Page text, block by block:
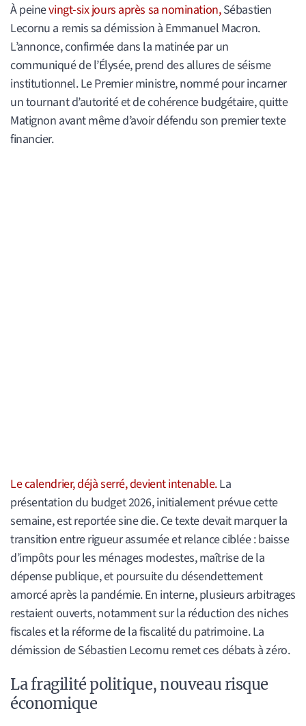
À peinevingt-six jours après sa nomination,Sébastien
Lecornu a remis sa démission à Emmanuel Macron.
L’annonce, confirmée dans la matinée par un
communiqué de l’Élysée, prend des allures de séisme
institutionnel. Le Premier ministre, nommé pour incarner
un tournant d’autorité et de cohérence budgétaire, quitte
Matignon avant même d’avoir défendu son premier texte
financier.
Le calendrier, déjà serré, devient intenable.La
présentation du budget 2026, initialement prévue cette
semaine, est reportée sine die. Ce texte devait marquer la
transition entre rigueur assumée et relance ciblée : baisse
d’impôts pour les ménages modestes, maîtrise de la
dépense publique, et poursuite du désendettement
amorcé après la pandémie. En interne, plusieurs arbitrages
restaient ouverts, notamment sur la réduction des niches
fiscales et la réforme de la fiscalité du patrimoine. La
démission de Sébastien Lecornu remet ces débats à zéro.
La fragilité politique, nouveau risque
économique